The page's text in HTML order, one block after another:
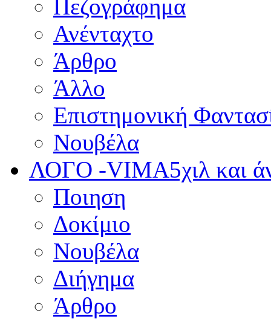
Πεζογράφημα
Ανένταχτο
Άρθρο
Άλλο
Επιστημονική
Νουβέλα
ΛΟΓΟ -VIMA5χιλ και
Ποιηση
Δοκίμιο
Νουβέλα
Διήγημα
Άρθρο